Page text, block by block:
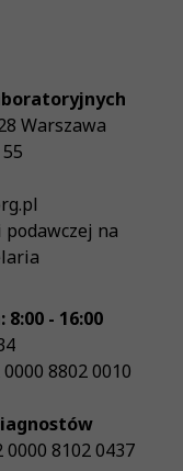
Warszawa
na
- 16:00
8802 0010
8102 0437